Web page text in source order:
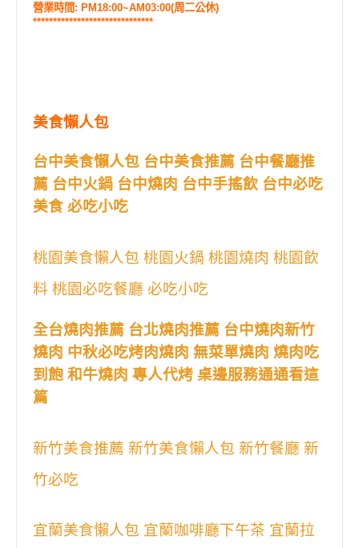
營業時間: PM18:00~AM03:00(周二公休)
******************************
美食懶人包
台中美食懶人包 台中美食推薦 台中餐廳推
薦 台中火鍋 台中燒肉 台中手搖飲 台中必吃
美食 必吃小吃
桃園美食懶人包 桃園火鍋 桃園燒肉 桃園飲
料 桃園必吃餐廳 必吃小吃
全台燒肉推薦 台北燒肉推薦 台中燒肉新竹
燒肉 中秋必吃烤肉燒肉 無菜單燒肉 燒肉吃
到飽 和牛燒肉 專人代烤 桌邊服務通通看這
篇
新竹美食推薦 新竹美食懶人包 新竹餐廳 新
竹必吃
宜蘭美食懶人包 宜蘭咖啡廳下午茶 宜蘭拉